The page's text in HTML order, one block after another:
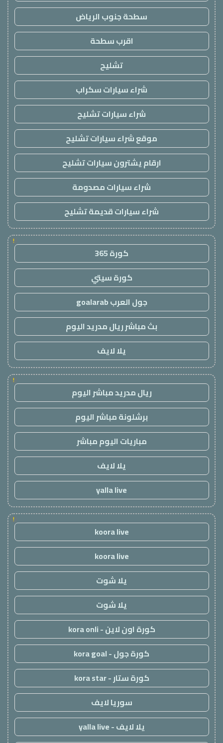
سطحة جنوب الرياض
اقرب سطحة
تشليح
شراء سيارات سكراب
شراء سيارات تشليح
موقع شراء سيارات تشليح
ارقام يشترون سيارات تشليح
شراء سيارات مصدومة
شراء سيارات قديمة تشليح
!
كورة 365
كورة سيتي
جول العرب goalarab
بث مباشر ريال مدريد اليوم
يلا لايف
!
ريال مدريد مباشر اليوم
برشلونة مباشر اليوم
مباريات اليوم مباشر
يلا لايف
yalla live
!
koora live
koora live
يلا شوت
يلا شوت
كورة اون لاين - kora onli
كورة جول - kora goal
كورة ستار - kora star
سوريا لايف
يلا لايف - yalla live